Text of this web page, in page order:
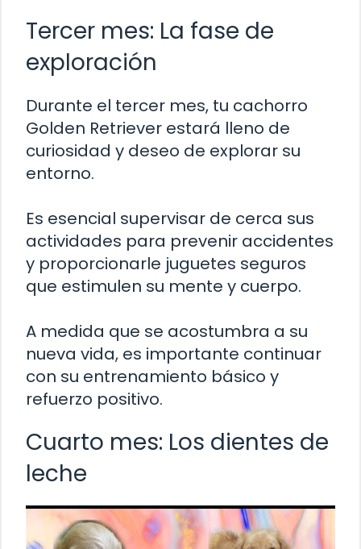
Tercer mes: La fase de
exploración
Durante el tercer mes, tu cachorro
Golden Retriever estará lleno de
curiosidad y deseo de explorar su
entorno.
Es esencial supervisar de cerca sus
actividades para prevenir accidentes
y proporcionarle juguetes seguros
que estimulen su mente y cuerpo.
A medida que se acostumbra a su
nueva vida, es importante continuar
con su entrenamiento básico y
refuerzo positivo.
Cuarto mes: Los dientes de
leche